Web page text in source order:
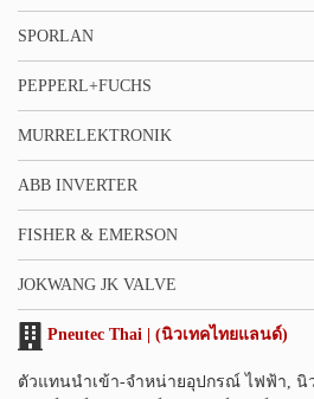
SPORLAN
PEPPERL+FUCHS
MURRELEKTRONIK
ABB INVERTER
FISHER & EMERSON
JOKWANG JK VALVE
Pneutec Thai | (นิวเทคไทยแลนด์)
ตัวแทนนำเข้า-จำหน่ายอุปกรณ์ ไฟฟ้า, นิ